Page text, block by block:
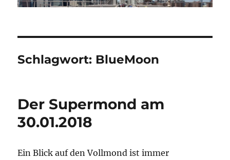
Schlagwort: BlueMoon
Der Supermond am
30.01.2018
Ein Blick auf den Vollmond ist immer